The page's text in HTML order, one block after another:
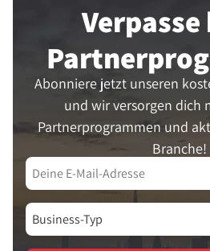
Abonniere jetzt unseren
und wir versorgen dich
Partnerprogrammen und
Branche!